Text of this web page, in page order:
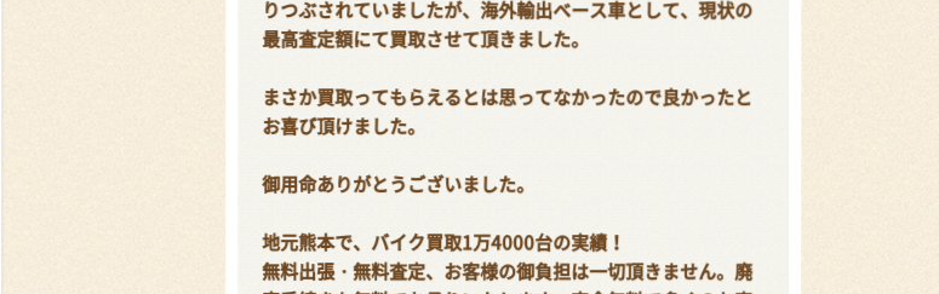
りつぶされていましたが、海外輸出ベース車として、現状の
最高査定額にて買取させて頂きました。
まさか買取ってもらえるとは思ってなかったので良かったと
お喜び頂けました。
御用命ありがとうございました。
地元熊本で、バイク買取1万4000台の実績！
無料出張・無料査定、お客様の御負担は一切頂きません。廃